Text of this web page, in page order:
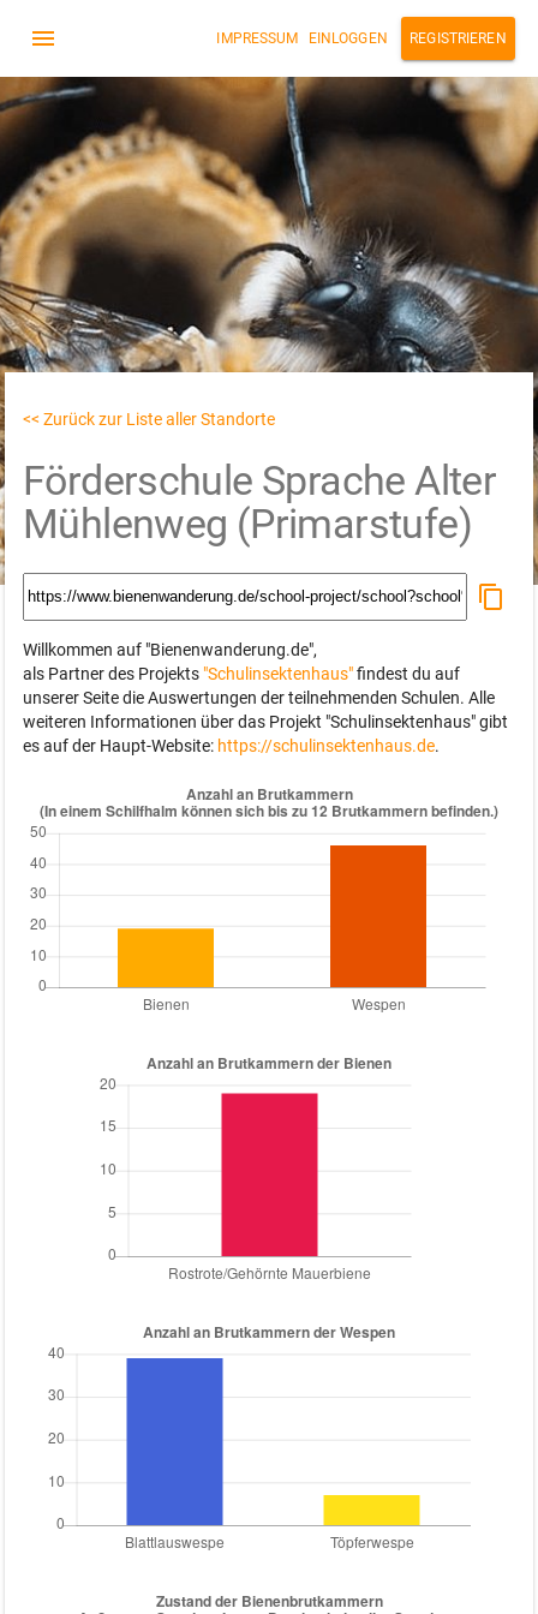
IMPRESSUM EINLOGGEN REGISTRIEREN
<< Zurück zur Liste aller Standorte
Förderschule Sprache Alter
Mühlenweg (Primarstufe)
Willkommen auf "Bienenwanderung.de",
als Partner des Projekts "Schulinsektenhaus"findest du auf
unserer Seite die Auswertungen der teilnehmenden Schulen. Alle
weiteren Informationen über das Projekt "Schulinsektenhaus" gibt
es auf der Haupt-Website: https://schulinsektenhaus.de.